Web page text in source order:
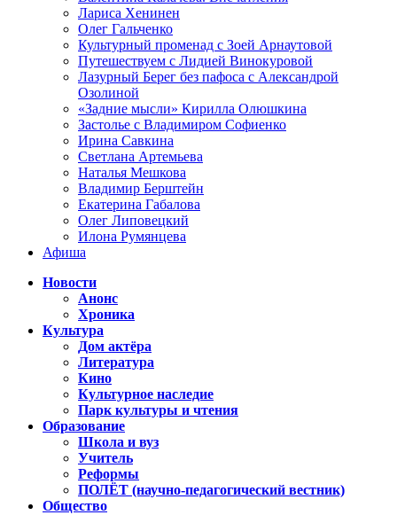
Лариса Хенинен
Олег Гальченко
Культурный променад с Зоей Арнаутовой
Путешествуем с Лидией Винокуровой
Лазурный Берег без пафоса с Александрой
Озолиной
«Задние мысли» Кирилла Олюшкина
Застолье с Владимиром Софиенко
Ирина Савкина
Светлана Артемьева
Наталья Мешкова
Владимир Берштейн
Екатерина Габалова
Олег Липовецкий
Илона Румянцева
Афиша
Новости
Анонс
Хроника
Культура
Дом актёра
Литература
Кино
Культурное наследие
Парк культуры и чтения
Образование
Школа и вуз
Учитель
Реформы
ПОЛЁТ (научно-педагогический вестник)
Общество